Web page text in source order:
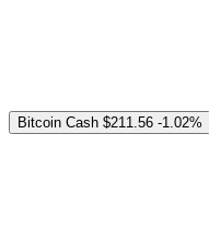
Bitcoin Cash $211.56 -1.02%